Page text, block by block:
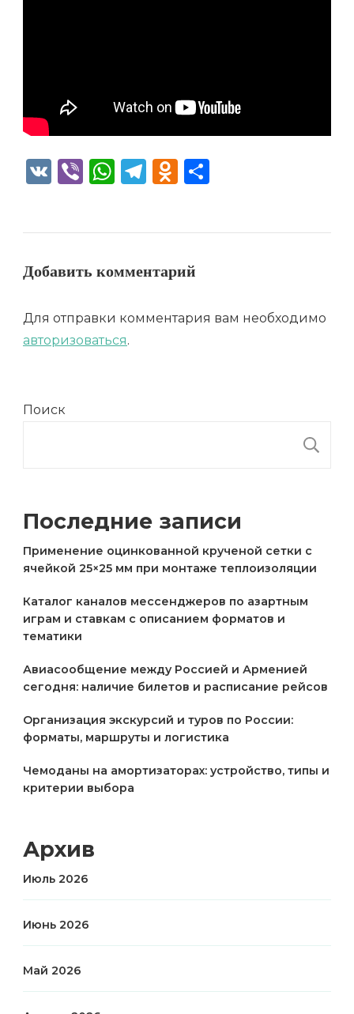
VK ViberWhatsApp
Telegram
Odnoklassniki
Добавить комментарий
Для отправки комментария вам необходимо
авторизоваться.
Поиск
Последние записи
Применение оцинкованной крученой сетки с
ячейкой 25×25 мм при монтаже теплоизоляции
Каталог каналов мессенджеров по азартным
играм и ставкам с описанием форматов и
тематики
Авиасообщение между Россией и Арменией
сегодня: наличие билетов и расписание рейсов
Организация экскурсий и туров по России:
форматы, маршруты и логистика
Чемоданы на амортизаторах: устройство, типы и
критерии выбора
Архив
Июль 2026
Июнь 2026
Май 2026